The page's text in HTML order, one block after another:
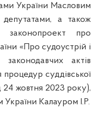
України Масловим
а також
законопроект про
«Про судоустрій і
актів
суддівської
24 жовтня 2023 року),
Калауром І.Р.